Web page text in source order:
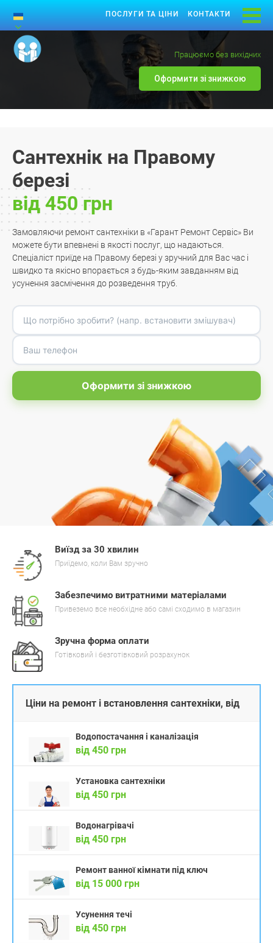
ПОСЛУГИ ТА ЦІНИ КОНТАКТИ
Працюємо без вихідних
Оформити зі знижкою
Сантехнік на Правому
березі
від 450 грн
Замовляючи ремонт сантехніки в «Гарант Ремонт Сервіс» Ви
можете бути впевнені в якості послуг, що надаються.
Спеціаліст приїде на Правому березі у зручний для Вас час і
швидко та якісно впорається з будь-яким завданням від
усунення засмічення до розведення труб.
Оформити зі знижкою
Виїзд за 30 хвилин
Приїдемо, коли Вам зручно
Забезпечимо витратними матеріалами
Привеземо все необхідне або самі сходимо в магазин
Зручна форма оплати
Готівковий і безготівковий розрахунок
Ціни на ремонт і встановлення сантехніки, від
Водопостачання і каналізація
від 450 грн
Установка сантехніки
від 450 грн
Водонагрівачі
від 450 грн
Ремонт ванної кімнати під ключ
від 15 000 грн
Усунення течі
від 450 грн